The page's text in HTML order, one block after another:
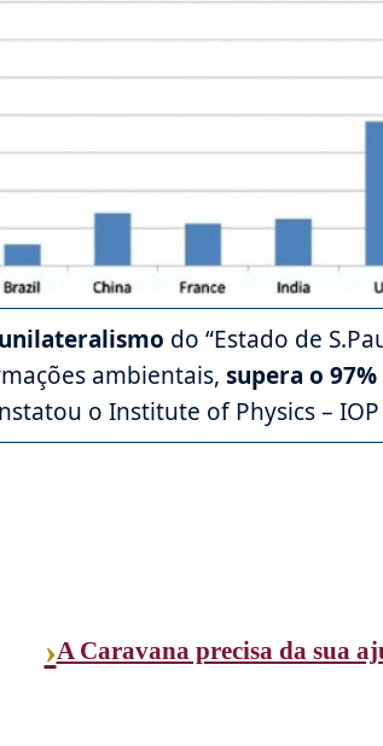
unilateralismo do “Estado de
ambientais, supera o
o Institute of Physics –
›A Caravana precisa da sua